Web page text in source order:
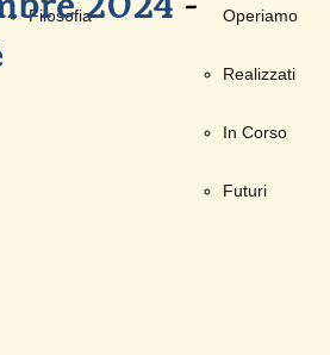
Filosofia Operiamo
Realizzati
In Corso
Futuri